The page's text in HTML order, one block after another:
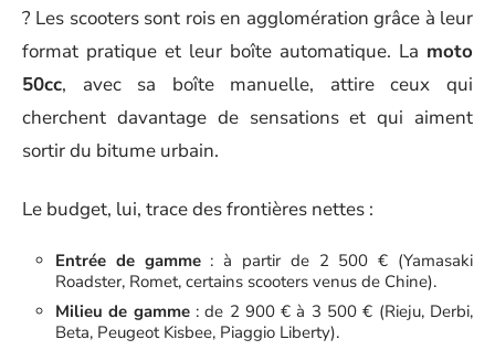
? Les scooters sont rois en agglomération grâce à leur
format pratique et leur boîte automatique. La moto
50cc, avec sa boîte manuelle, attire ceux qui
cherchent davantage de sensations et qui aiment
sortir du bitume urbain.
Le budget, lui, trace des frontières nettes :
Entrée de gamme: à partir de 2 500 € (Yamasaki
Roadster, Romet, certains scooters venus de Chine).
Milieu de gamme: de 2 900 € à 3 500 € (Rieju, Derbi,
Beta, Peugeot Kisbee, Piaggio Liberty).